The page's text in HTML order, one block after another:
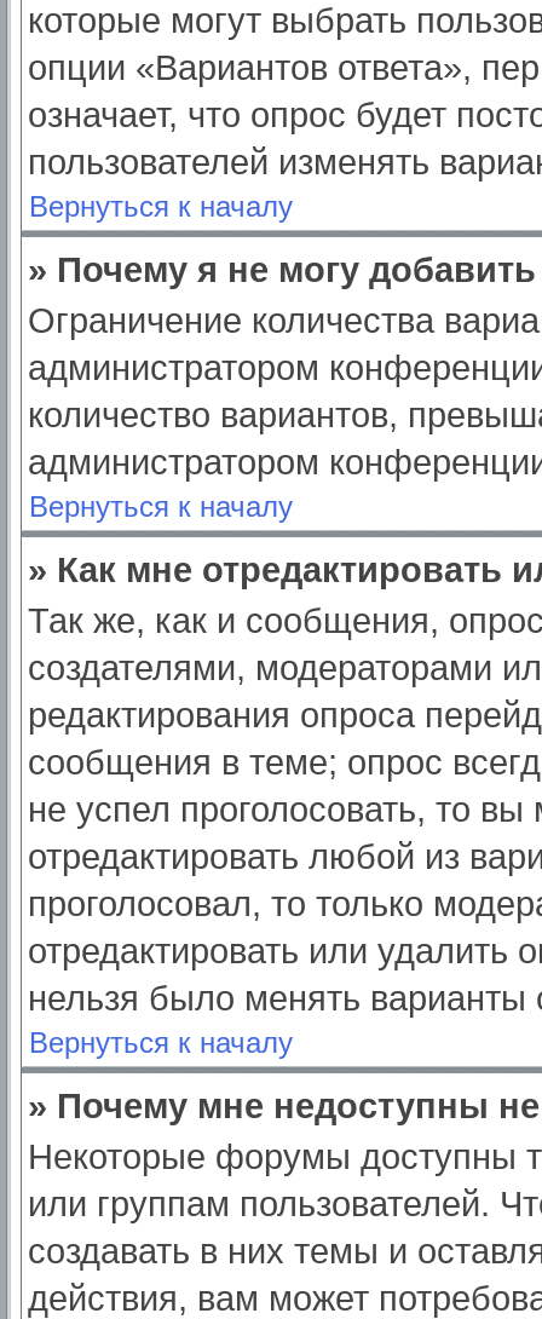
которые могут выбрать
опции «Вариантов ответа»,
означает, что опрос будет
пользователей изменять
Вернуться к началу
» Почему я не могу
Ограничение количества
администратором
количество вариантов,
администратором
Вернуться к началу
» Как мне отредактировать
Так же, как и сообщения,
создателями, модераторами
редактирования опроса
сообщения в теме; опрос
не успел проголосовать, то
отредактировать любой из
проголосовал, то только
отредактировать или удалить
нельзя было менять варианты
Вернуться к началу
» Почему мне недоступны
Некоторые форумы доступны
или группам пользователей.
создавать в них темы и
действия, вам может